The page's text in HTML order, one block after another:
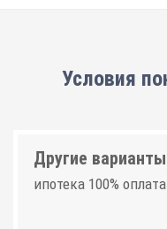
Условия
Другие
ипотека 100%